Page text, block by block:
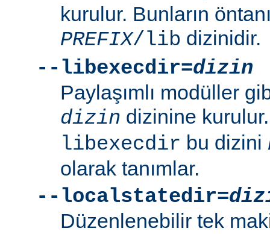
kurulur. Bunların
PREFIX/lib dizinidir.
--libexecdir=dizin
Paylaşımlı modüller
dizin dizinine
libexecdir bu dizini
olarak tanımlar.
--localstatedir=
Düzenlenebilir tek